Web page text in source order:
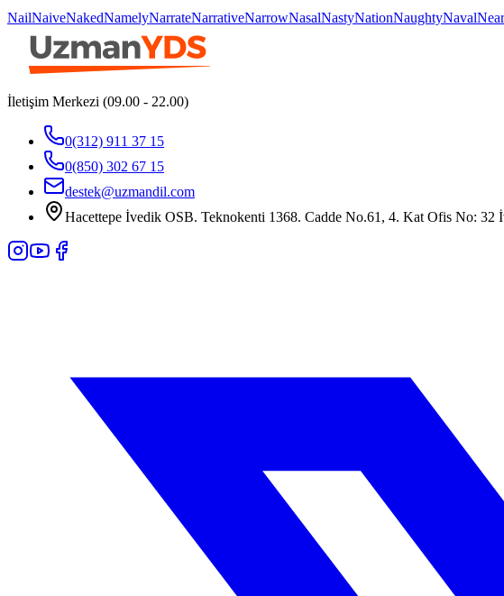
NailNaiveNakedNamelyNarrateNarrativeNarrowNasalNastyNationNaughtyNaval
İletişim Merkezi (09.00 - 22.00)
0(312) 911 37 15
0(850) 302 67 15
destek@uzmandil.com
Hacettepe İvedik OSB. Teknokenti 1368. Cadde No.61, 4. Kat Ofis No: